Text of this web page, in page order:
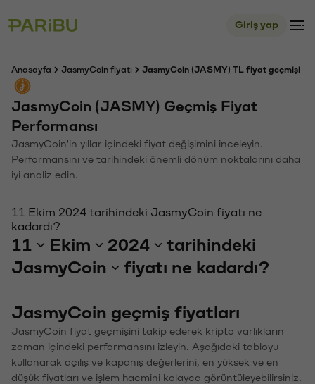
Giriş yap
Anasayfa JasmyCoin fiyatı JasmyCoin (JASMY) TL fiyat geçmişi
JasmyCoin (JASMY) Geçmiş Fiyat
Performansı
JasmyCoin'in yıllar içindeki fiyat değişimini inceleyin.
Performansını ve tarihindeki önemli dönüm noktalarını daha
iyi analiz edin.
11 Ekim 2024 tarihindeki JasmyCoin fiyatı ne
kadardı?
11 Ekim 2024
tarihindeki
JasmyCoin
fiyatı ne kadardı?
JasmyCoin geçmiş fiyatları
JasmyCoin fiyat geçmişini takip ederek kripto varlıkların
zaman içindeki performansını izleyin. Aşağıdaki tabloyu
kullanarak açılış ve kapanış değerlerini, en yüksek ve en
düşük fiyatları ve işlem hacmini kolayca görüntüleyebilirsiniz.